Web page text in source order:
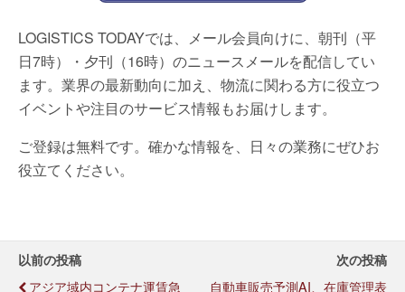
LOGISTICS TODAYでは、メール会員向けに、朝刊（平
日7時）・夕刊（16時）のニュースメールを配信してい
ます。業界の最新動向に加え、物流に関わる方に役立つ
イベントや注目のサービス情報もお届けします。
ご登録は無料です。確かな情報を、日々の業務にぜひお
役立てください。
以前の投稿
アジア域内コンテナ運賃急
次の投稿
自動車販売予測AI、在庫管理表